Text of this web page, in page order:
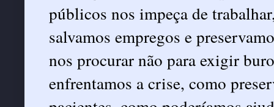
públicos nos impeça de
salvamos empregos e
nos procurar não para exigir
enfrentamos a crise, como